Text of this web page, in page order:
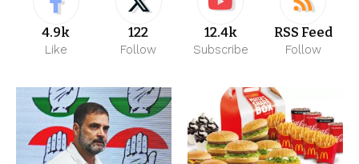
4.9k
Like
122
Follow
12.4k
Subscribe
RSS Feed
Follow